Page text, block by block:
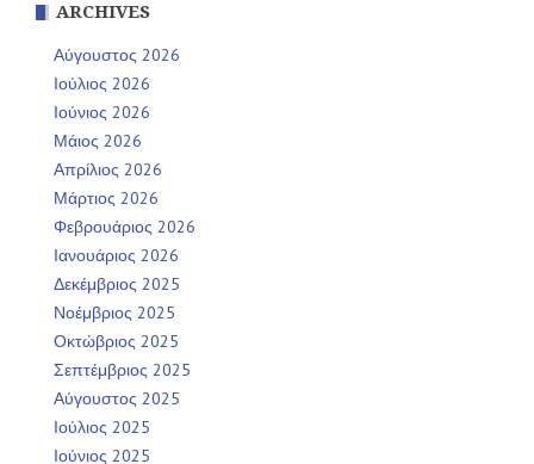
ARCHIVES
Αύγουστος 2026
Ιούλιος 2026
Ιούνιος 2026
Μάιος 2026
Απρίλιος 2026
Μάρτιος 2026
Φεβρουάριος 2026
Ιανουάριος 2026
Δεκέμβριος 2025
Νοέμβριος 2025
Οκτώβριος 2025
Σεπτέμβριος 2025
Αύγουστος 2025
Ιούλιος 2025
Ιούνιος 2025